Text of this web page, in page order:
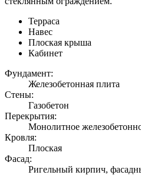
Терраса
Навес
Плоская крыша
Кабинет
Фундамент:
Железобетонная плита
Стены:
Газобетон
Перекрытия:
Монолитное
Кровля:
Плоская
Фасад:
Ригельный кирпич,